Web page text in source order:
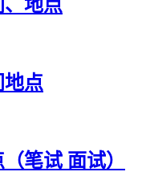
、地点
地点
笔试 面试）